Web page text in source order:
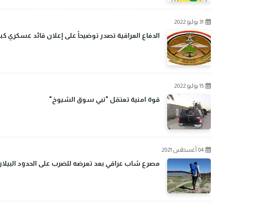
31 يوليو 2022
الدفاع العراقية تصدر توضيحاً على إعلان قائد عسكري
15 يوليو 2022
قوة امنية تعتقل "نبي سوق الشيوخ"
04 أغسطس 2021
مصرع شاب عراقي بعد تعرضه للضرب على الحدود